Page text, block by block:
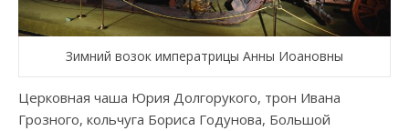
Зимний возок императрицы Анны Иоановны
Церковная чаша Юрия Долгорукого, трон Ивана
Грозного, кольчуга Бориса Годунова, Большой